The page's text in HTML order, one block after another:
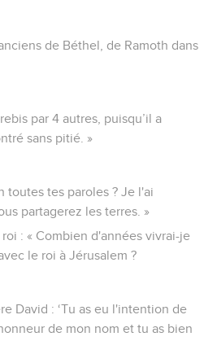
de Béthel, de Ramoth dans
par 4 autres, puisqu’il a
sans pitié. »
toutes tes paroles ? Je l'ai
partagerez les terres. »
: « Combien d'années vivrai-je
le roi à Jérusalem ?
David : ‘Tu as eu l'intention de
de mon nom et tu as bien